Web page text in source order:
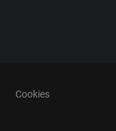
Cookies